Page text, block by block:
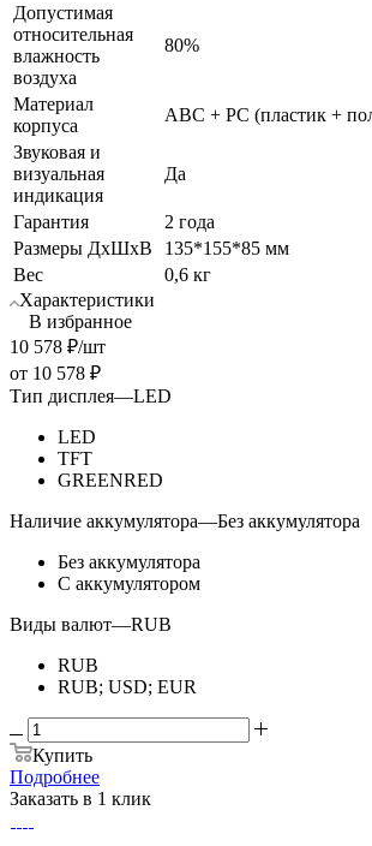
Допустимая
относительная
влажность
воздуха
80%
Материал
корпуса
ABC + PC (пластик +
Звуковая и
визуальная
индикация
Да
Гарантия
2 года
Размеры ДхШхВ
135*155*85 мм
Вес
0,6 кг
Характеристики
В избранное
10 578 ₽/шт
от 10 578 ₽
Тип дисплея—LED
LED
TFT
GREENRED
Наличие аккумулятора—Без аккумулятора
Без аккумулятора
С аккумулятором
Виды валют—RUB
RUB
RUB; USD; EUR
Купить
Подробнее
Заказать в 1 клик